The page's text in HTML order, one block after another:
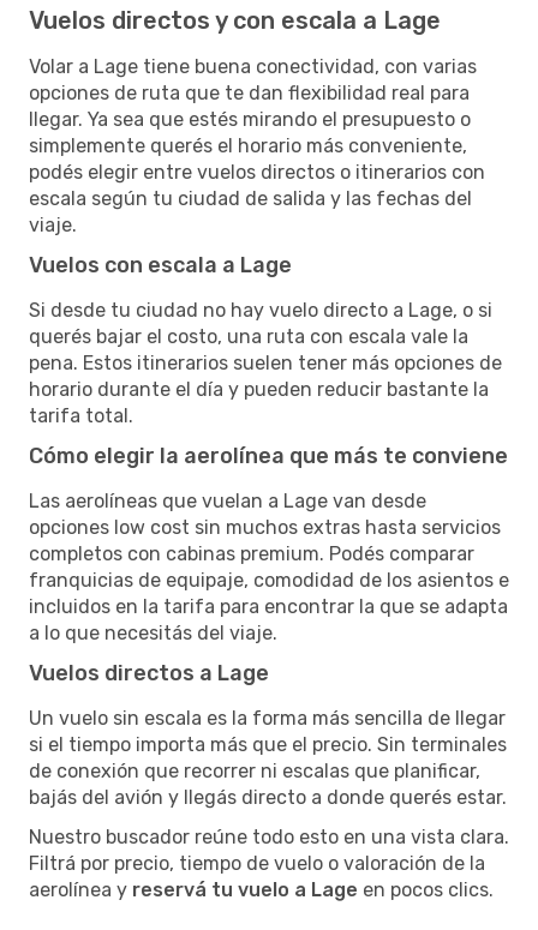
Vuelos directos y con escala a Lage
Volar a Lage tiene buena conectividad, con varias
opciones de ruta que te dan flexibilidad real para
llegar. Ya sea que estés mirando el presupuesto o
simplemente querés el horario más conveniente,
podés elegir entre vuelos directos o itinerarios con
escala según tu ciudad de salida y las fechas del
viaje.
Vuelos con escala a Lage
Si desde tu ciudad no hay vuelo directo a Lage, o si
querés bajar el costo, una ruta con escala vale la
pena. Estos itinerarios suelen tener más opciones de
horario durante el día y pueden reducir bastante la
tarifa total.
Cómo elegir la aerolínea que más te conviene
Las aerolíneas que vuelan a Lage van desde
opciones low cost sin muchos extras hasta servicios
completos con cabinas premium. Podés comparar
franquicias de equipaje, comodidad de los asientos e
incluidos en la tarifa para encontrar la que se adapta
a lo que necesitás del viaje.
Vuelos directos a Lage
Un vuelo sin escala es la forma más sencilla de llegar
si el tiempo importa más que el precio. Sin terminales
de conexión que recorrer ni escalas que planificar,
bajás del avión y llegás directo a donde querés estar.
Nuestro buscador reúne todo esto en una vista clara.
Filtrá por precio, tiempo de vuelo o valoración de la
aerolínea y reservá tu vuelo a Lage en pocos clics.